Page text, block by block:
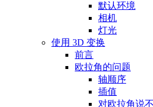
默认环境
相机
灯光
使用 3D 变换
前言
欧拉角的问题
轴顺序
插值
对欧拉角说不